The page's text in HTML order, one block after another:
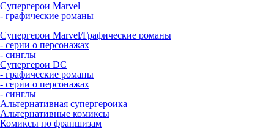
Супергерои Marvel
- графические романы
Супергерои Marvel/Графические романы
- серии о персонажах
- синглы
Супергерои DC
- графические романы
- серии о персонажах
- синглы
Альтернативная супергероика
Альтернативные комиксы
Комиксы по франшизам